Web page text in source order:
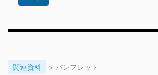
関連資料 > パンフレット